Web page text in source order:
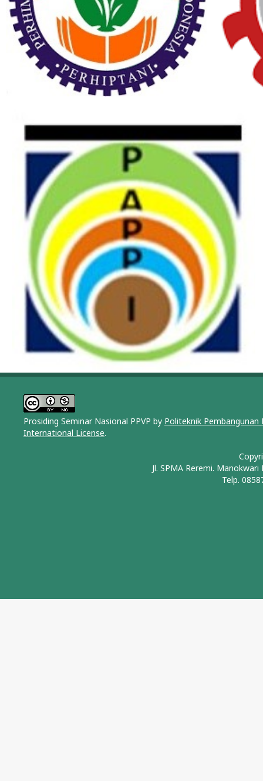
Prosiding Seminar Nasional PPVP by Politeknik
International License.
Jl. SPMA Reremi.
Telp.